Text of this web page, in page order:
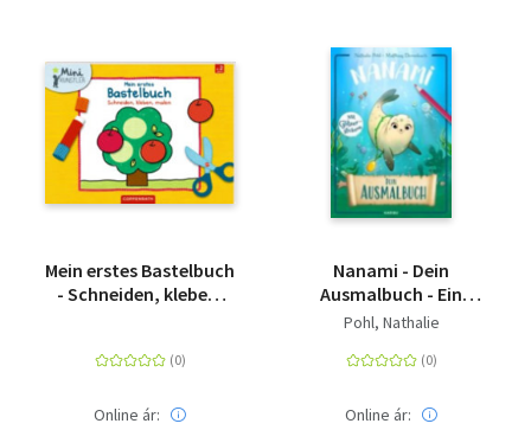
Mein erstes Bastelbuch
- Schneiden, kleben,
Online ár:
Nanami - Dein
Ausmalbuch - Ein
Ausmalbuch mit
Kinder ab 4 Jahren
Pohl, Nathalie
Online ár: